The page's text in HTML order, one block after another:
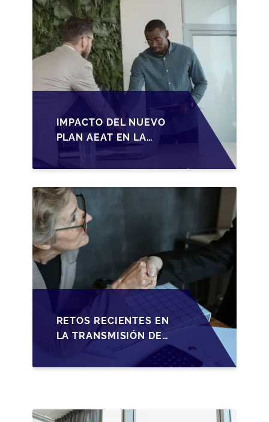
IMPACTO DEL NUEVO
PLAN AEAT EN LA
TRANSMISIÓN DE
PYMES ESPAÑOLAS
RETOS RECIENTES EN
LA TRANSMISIÓN DE
PYMES ESPAÑOLAS:
ADAPTACIONES
2026